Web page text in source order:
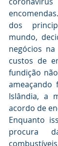
dos
mundo,
negócios
custos de
fundição
ameaçando
Islândia, a
acordo de
Enquanto
procura